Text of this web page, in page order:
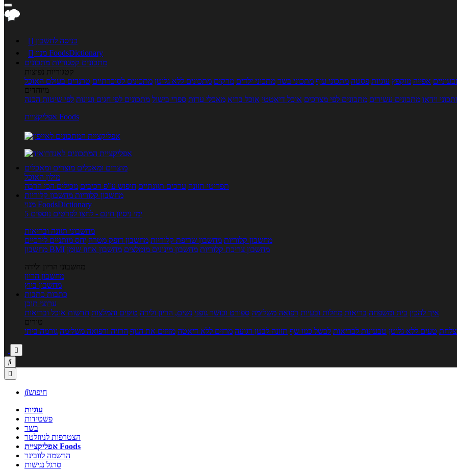
 כניסה לחשבון

מנוי FoodsDictionary
מתכונים קטגוריות מתכונים
קטגוריות נפוצות
אפייה מוקפץ עוגיות פסטה מתכוני עוף מתכוני בשר מתכוני ילדים מרקים מתכונים ללא גלוטן מתכונים לסוכרתיים טרנדים בעולם האוכל
מיוחדים
וידאו מתכונים עשירים מתכונים לפי מצרכים אוכל דיאטטי אוכל בריא מאכלי עדות ספרי בישול מתכונים לפי חגים ועונות לפי שיטות הכנה
אפליקציית Foods
מוצרים ומאכלים מוצרים ומאכלים
מילון האוכל
תפריטי תזונה ערכים תזונתיים חיפוש ע"פ רכיבים מכילים הכי הרבה
מחשבון קלוריות מחשבון קלוריות
מנוי FoodsDictionary
5 ימי ניסיון חינם - לחצו לפרטים נוספים
מחשבוני תזונה ובריאות
מחשבון קלוריות מחשבון שריפת קלוריות מחשבון דופק מטרה יחס מותניים לירכיים
מחשבון BMI
מחשבון צריכת קלוריות מחשבון מינונים מומלצים מחשבון אחוז שומן
מחשבוני הריון ולידה
מחשבון הריון
מחשבון ביוץ
כתבות כתבות
ערוצי תוכן
איך להכין בית ומשפחה בריאות מחלות ובעיות רפואה משלימה ספורט וכושר גופני נשים, הריון ולידה טיפים והמלצות חדשות אוכל ובריאות
טורים
טעים ללא גלוטן טבעונות לבריאות לבשל כמו שף תזונה לבטן רגועה מרזים ללא דיאטה מזיזים את הגוף הרזיה ורפואה משלימה גורמה ביתי



חיפוש
עוגיות
פשטידות
בשר
הצטרפות לניוזלטר
אפליקציית Foods
הרשמה לוובינר
סרגל נגישות